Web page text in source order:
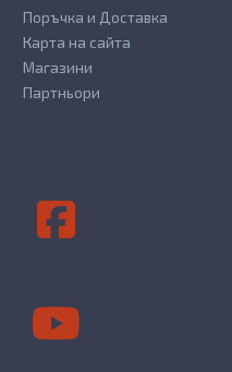
Поръчка и Доставка
Карта на сайта
Магазини
Партньори